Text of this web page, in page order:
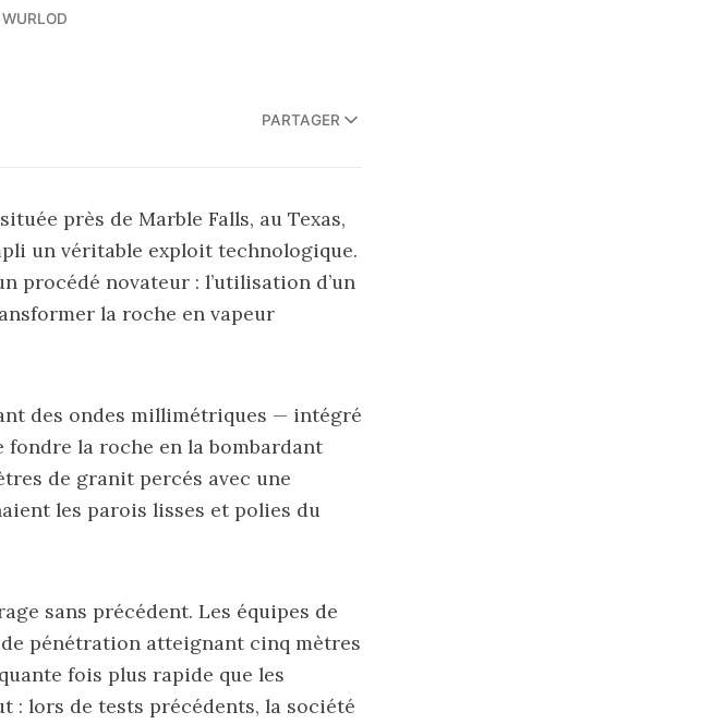
PARTAGER
près de Marble Falls, au Texas,
un véritable exploit technologique.
procédé novateur : l’utilisation d’un
la roche en vapeur
des ondes millimétriques — intégré
la roche en la bombardant
de granit percés avec une
les parois lisses et polies du
sans précédent. Les équipes de
pénétration atteignant cinq mètres
fois plus rapide que les
: lors de tests précédents, la société